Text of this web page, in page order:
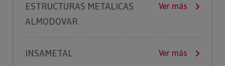
ESTRUCTURAS METALICAS
ALMODOVAR
Ver más
INSAMETAL Ver más